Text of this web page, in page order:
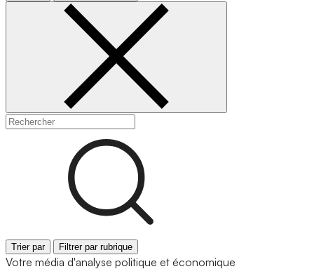
Trier par Filtrer par rubrique
Votre média d'analyse politique et économique